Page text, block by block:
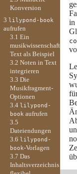
in
Konversion
3 lilypond-book
aufrufen
3.1 Ein
musikwissenschaftlicher
Text als Beispiel
3.2 Noten in Text
integrieren
3.3 Die
Musikfragment-
Optionen
3.4 lilypond-
book aufrufen
3.5
Dateiendungen
3.6 lilypond-
book-Vorlagen
3.7 Das
Inhaltsverzeichnis